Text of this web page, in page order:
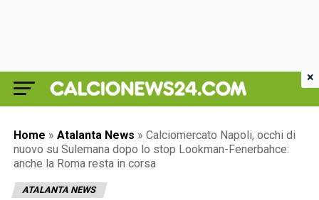
Home » Atalanta News » Calciomercato Napoli, occhi di
nuovo su Sulemana dopo lo stop Lookman-Fenerbahce:
anche la Roma resta in corsa
ATALANTA NEWS
×